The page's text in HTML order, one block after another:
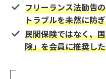
フリーランス法勧告
トラブルを未然に防
民間保険ではなく、
険」を会員に推奨し